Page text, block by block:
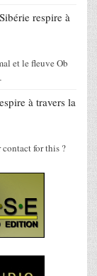
respire à
et le fleuve Ob
à travers la
for this ?